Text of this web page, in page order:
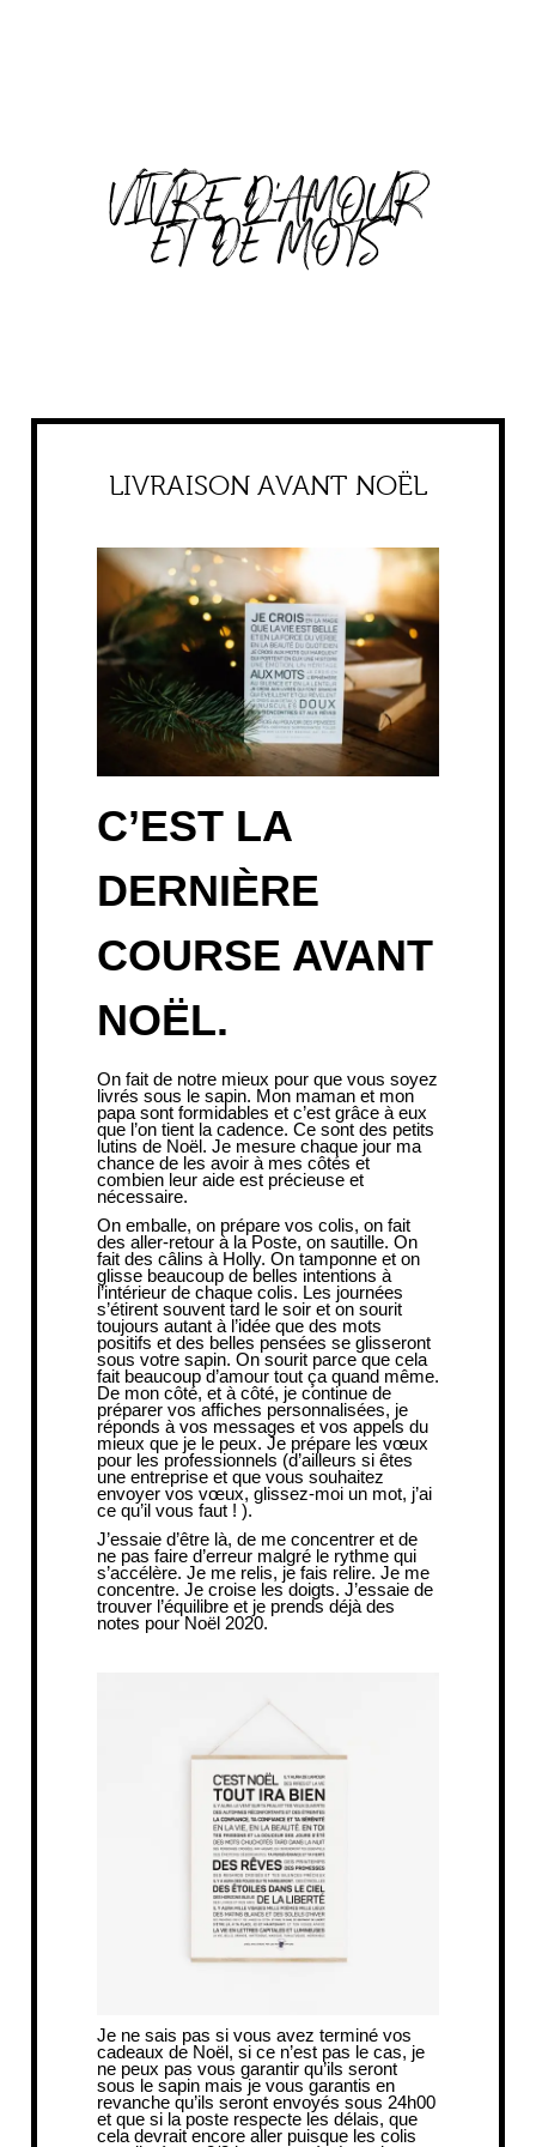
VIVRE D'AMOUR
ET DE MOTS
LIVRAISON AVANT NOËL
C’EST LA
DERNIÈRE
COURSE AVANT
NOËL.
On fait de notre mieux pour que vous soyez
livrés sous le sapin. Mon maman et mon
papa sont formidables et c’est grâce à eux
que l’on tient la cadence. Ce sont des petits
lutins de Noël. Je mesure chaque jour ma
chance de les avoir à mes côtés et
combien leur aide est précieuse et
nécessaire.
On emballe, on prépare vos colis, on fait
des aller-retour à la Poste, on sautille. On
fait des câlins à Holly. On tamponne et on
glisse beaucoup de belles intentions à
l’intérieur de chaque colis. Les journées
s’étirent souvent tard le soir et on sourit
toujours autant à l’idée que des mots
positifs et des belles pensées se glisseront
sous votre sapin. On sourit parce que cela
fait beaucoup d’amour tout ça quand même.
De mon côté, et à côté, je continue de
préparer vos affiches personnalisées, je
réponds à vos messages et vos appels du
mieux que je le peux. Je prépare les vœux
pour les professionnels (d’ailleurs si êtes
une entreprise et que vous souhaitez
envoyer vos vœux, glissez-moi un mot, j’ai
ce qu’il vous faut ! ).
J’essaie d’être là, de me concentrer et de
ne pas faire d’erreur malgré le rythme qui
s’accélère. Je me relis, je fais relire. Je me
concentre. Je croise les doigts. J’essaie de
trouver l’équilibre et je prends déjà des
notes pour Noël 2020.
Je ne sais pas si vous avez terminé vos
cadeaux de Noël, si ce n’est pas le cas, je
ne peux pas vous garantir qu’ils seront
sous le sapin mais je vous garantis en
revanche qu’ils seront envoyés sous 24h00
et que si la poste respecte les délais, que
cela devrait encore aller puisque les colis